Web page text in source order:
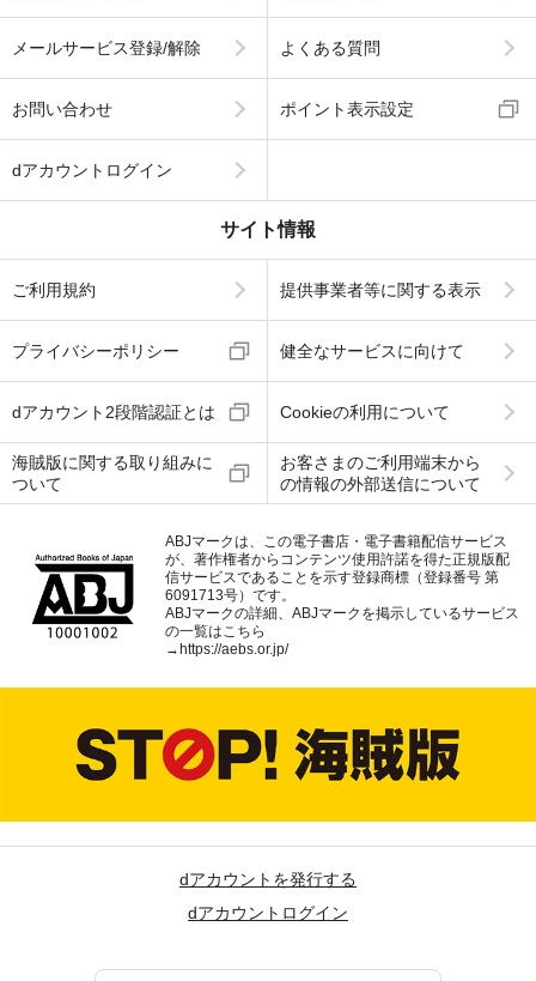
メールサービス登録/解除 よくある質問
お問い合わせ ポイント表示設定
dアカウントログイン
サイト情報
ご利用規約 提供事業者等に関する表示
プライバシーポリシー 健全なサービスに向けて
dアカウント2段階認証とは Cookieの利用について
海賊版に関する取り組みに
ついて
お客さまのご利用端末から
の情報の外部送信について
ABJマークは、この電子書店・電子書籍配信サービス
が、著作権者からコンテンツ使用許諾を得た正規版配
信サービスであることを示す登録商標（登録番号 第
6091713号）です。
ABJマークの詳細、ABJマークを掲示しているサービス
の一覧はこちら
→ https://aebs.or.jp/
dアカウントを発行する
dアカウントログイン